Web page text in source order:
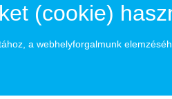
annak ellenére, hogy 38-
a hangulatuk (21 pont). A
(cookie)
a webhelyforgalmunk